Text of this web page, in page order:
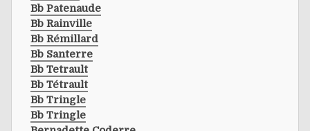
Bb Patenaude
Bb Rainville
Bb Rémillard
Bb Santerre
Bb Tetrault
Bb Tétrault
Bb Tringle
Bb Tringle